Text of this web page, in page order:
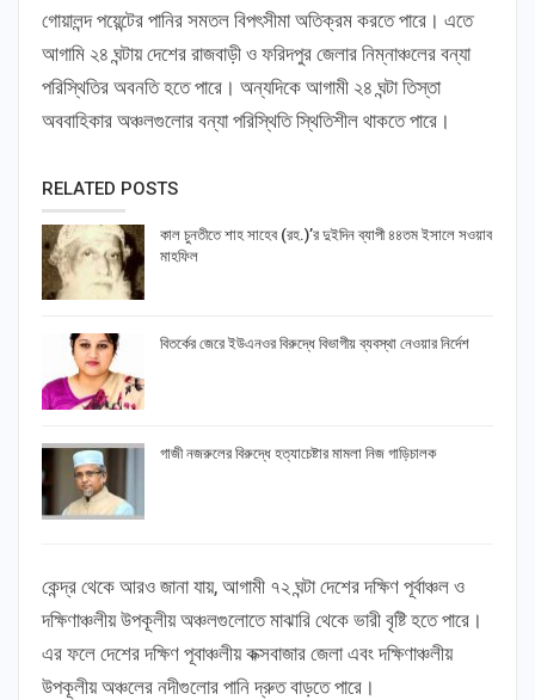
গোয়ালন্দ পয়েন্টের পানির সমতল বিপৎসীমা অতিক্রম করতে পারে। এতে
আগামি ২৪ ঘন্টায় দেশের রাজবাড়ী ও ফরিদপুর জেলার নিম্নাঞ্চলের বন্যা
পরিস্থিতির অবনতি হতে পারে। অন্যদিকে আগামী ২৪ ঘন্টা তিস্তা
অববাহিকার অঞ্চলগুলোর বন্যা পরিস্থিতি স্থিতিশীল থাকতে পারে।
RELATED POSTS
কাল চুনতীতে শাহ সাহেব (রহ.)’র দুইদিন ব্যাপী ৪৪তম ইসালে সওয়াব
মাহফিল
বিতর্কের জেরে ইউএনওর বিরুদ্ধে বিভাগীয় ব্যবস্থা নেওয়ার নির্দেশ
গাজী নজরুলের বিরুদ্ধে হত্যাচেষ্টার মামলা নিজ গাড়িচালক
কেন্দ্র থেকে আরও জানা যায়, আগামী ৭২ ঘন্টা দেশের দক্ষিণ পূর্বাঞ্চল ও
দক্ষিণাঞ্চলীয় উপকূলীয় অঞ্চলগুলোতে মাঝারি থেকে ভারী বৃষ্টি হতে পারে।
এর ফলে দেশের দক্ষিণ পূবাঞ্চলীয় কক্সবাজার জেলা এবং দক্ষিণাঞ্চলীয়
উপকূলীয় অঞ্চলের নদীগুলোর পানি দ্রুত বাড়তে পারে।